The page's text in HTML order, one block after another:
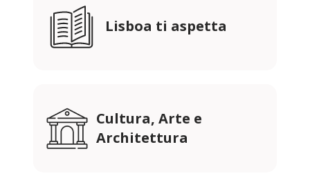
Lisboa ti aspetta
Cultura, Arte e
Architettura